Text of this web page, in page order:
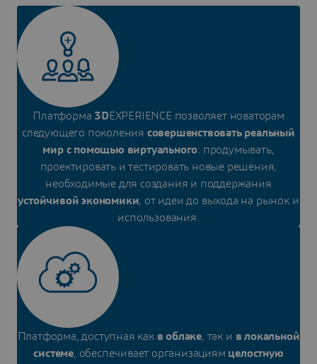
Платформа 3DEXPERIENCE позволяет новаторам
следующего поколения совершенствовать реальный
мир с помощью виртуального: продумывать,
проектировать и тестировать новые решения,
необходимые для создания и поддержания
устойчивой экономики, от идеи до выхода на рынок и
использования.
Платформа, доступная как в облаке, так и в локальной
системе, обеспечивает организациям целостную